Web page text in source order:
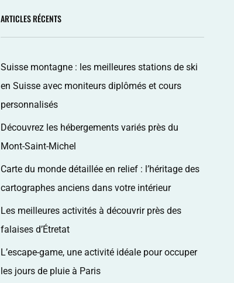
ARTICLES RÉCENTS
Suisse montagne : les meilleures stations de ski
en Suisse avec moniteurs diplômés et cours
personnalisés
Découvrez les hébergements variés près du
Mont-Saint-Michel
Carte du monde détaillée en relief : l’héritage des
cartographes anciens dans votre intérieur
Les meilleures activités à découvrir près des
falaises d’Étretat
L’escape-game, une activité idéale pour occuper
les jours de pluie à Paris